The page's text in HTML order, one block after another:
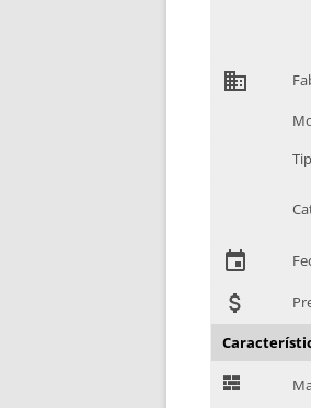
domain
event
attach_money
G